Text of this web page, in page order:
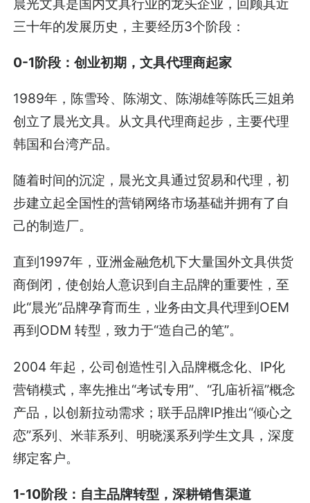
晨光文具是国内文具行业的龙头企业，回顾其近
三十年的发展历史，主要经历3个阶段：
0-1阶段：创业初期，文具代理商起家
1989年，陈雪玲、陈湖文、陈湖雄等陈氏三姐弟
创立了晨光文具。从文具代理商起步，主要代理
韩国和台湾产品。
随着时间的沉淀，晨光文具通过贸易和代理，初
步建立起全国性的营销网络市场基础并拥有了自
己的制造厂。
直到1997年，亚洲金融危机下大量国外文具供货
商倒闭，使创始人意识到自主品牌的重要性，至
此“晨光”品牌孕育而生，业务由文具代理到OEM
再到ODM 转型，致力于“造自己的笔”。
2004 年起，公司创造性引入品牌概念化、IP化
营销模式，率先推出“考试专用”、“孔庙祈福”概念
产品，以创新拉动需求；联手品牌IP推出“倾心之
恋”系列、米菲系列、明晓溪系列学生文具，深度
绑定客户。
1-10阶段：自主品牌转型，深耕销售渠道